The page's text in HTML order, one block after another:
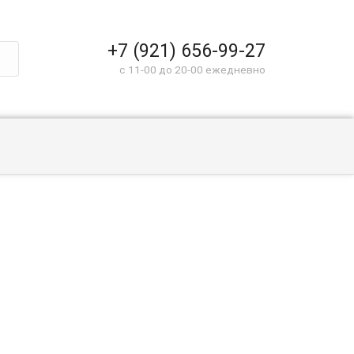
+7 (921) 656-99-27
c 11-00 до 20-00 ежедневно